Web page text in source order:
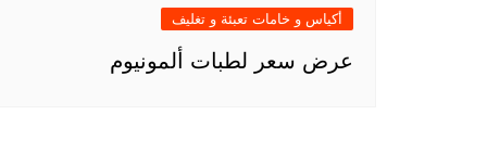
أكياس و خامات تعبئة و تغليف
عرض سعر لطبات ألمونيوم